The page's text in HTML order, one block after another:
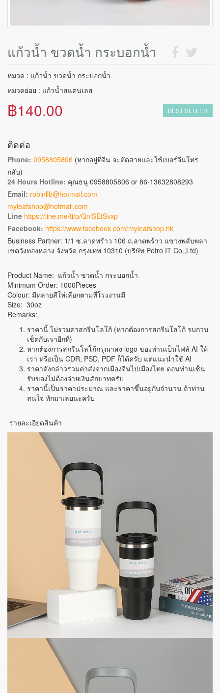
แก้วน้ำ ขวดน้ำ กระบอกน้ำ
หมวด : แก้วน้ำ ขวดน้ำ กระบอกน้ำ
หมวดย่อย : แก้วน้ำสแตนเลส
฿140.00 BEST SELLER
ติดต่อ
Phone: 0958805806 (หากอยู่ที่จีน จะตัดสายและใช้เบอร์จีนโทร
กลับ)
24 Hours Hotline: คุณธนู 0958805806 or 86-13632808293
Email: robinllb@hotmail.com
myleafshop@hotmail.com
Line https://line.me/ti/p/QnlSEtSvxp
Facebook: https://www.facebook.com/myleafshop.hk
Business Partner: 1/1 ซ.ลาดพร้าว 106 ถ.ลาดพร้าว แขวงพลับพลา
เขตวังทองหลาง จังหวัด กรุงเทพ 10310 (บริษัท Petro IT Co.,Ltd)
Product Name: แก้วน้ำ ขวดน้ำ กระบอกน้ำ
Minimum Order: 1000Pieces
Colour: มีหลายสีให่เลือกตามที่โรงงานมี
Size: 30oz
Remarks:
ราคานี้ ไม่รวมค่าสกรีนโลโก้ (หากต้องการสกรีนโลโก้ รบกวน
เช็คกับเราอีกที่)
หากต้องการสกรีนโลโก้กรุณาส่ง logo ของท่านเป็นไฟล์ AI ให้
เรา หรือเป็น CDR, PSD, PDF ก็ได้ครับ แต่แนะนำใช้ AI
ราคาดังกล่าวรวมค่าส่งจากเมืองจีนไปเมืองไทย ตอนท่านเซ็น
รับของไม่ต้องจ่ายเงินสักบาทครับ
ราคานี้เป็นราคาประมาณ และราคาขึ้นอยู่กับจำนวน ถ้าท่าน
สนใจ ทักมาเลยนะครับ
รายละเอียดสินค้า